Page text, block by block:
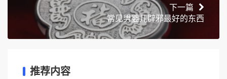
下一篇
常见男婴儿辟邪最好的东西
推荐内容